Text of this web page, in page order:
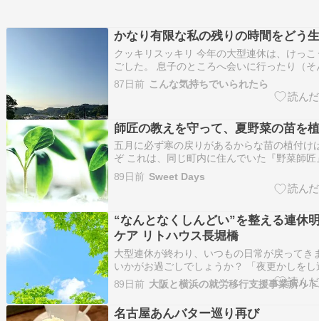
かなり有限な私の残りの時間をどう
クッキリスッキリ 今年の大型連休は、けっ
ごした。 息子のところへ会いに行ったり（
ない）、母の日で東京の母のところへ行った
クにいる娘が一時帰国してきたので、妻と３
たり、妻の還暦祝いをしたり。 いずれもそ
87日前 こんな気持ちでいられたら
師匠の教えを守って、夏野菜の苗を
五月に必ず寒の戻りがあるからな苗の植付け
ぞ これは、同じ町内に住んでいた『野菜師
だ 何度か寒の戻りで苗をダメにしてきた僕
なった今もこの教訓だけは守り続けているの
型連休も終わり、いよいよ夏野菜の植付けを
89日前 Sweet Days
“なんとなくしんどい”を整える連休
ケア リトハウス長堀橋
大型連休が終わり、いつもの日常が戻ってき
いかがお過ごしでしょうか？ 「夜更かしを
た…」「身体がだるい…」「生活リズムが戻
かりそう…」 そんな“連休明けならでは”の不
[…]
89日前 大阪と横浜の就労移行支援事業所リ
名古屋あんバター巡り再び